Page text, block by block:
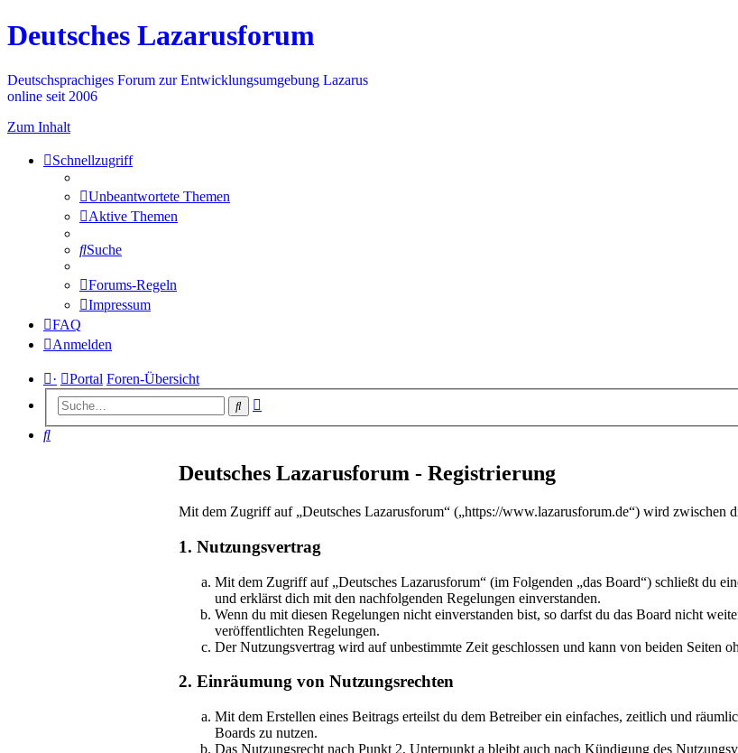
Deutsches Lazarusforum
Deutschsprachiges Forum zur Entwicklungsumgebung Lazarus
online seit 2006
Zum Inhalt
Schnellzugriff
Unbeantwortete Themen
Aktive Themen
Suche
Forums-Regeln
Impressum
FAQ
Anmelden
· Portal Foren-Übersicht
Suche
Suche
Deutsches Lazarusforum - Registrierung
Mit dem Zugriff auf „Deutsches Lazarusforum“ („https://www.lazarusforum.de“) wird zwischen
1. Nutzungsvertrag
Mit dem Zugriff auf „Deutsches Lazarusforum“ (im Folgenden „das Board“) schließt du
und erklärst dich mit den nachfolgenden Regelungen einverstanden.
Wenn du mit diesen Regelungen nicht einverstanden bist, so darfst du das Board nicht
veröffentlichten Regelungen.
Der Nutzungsvertrag wird auf unbestimmte Zeit geschlossen und kann von beiden Seiten
2. Einräumung von Nutzungsrechten
Mit dem Erstellen eines Beitrags erteilst du dem Betreiber ein einfaches, zeitlich und
Boards zu nutzen.
Das Nutzungsrecht nach Punkt 2, Unterpunkt a bleibt auch nach Kündigung des